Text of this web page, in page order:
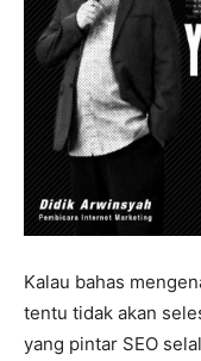
Kalau bahas
tentu tidak akan
yang pintar SEO